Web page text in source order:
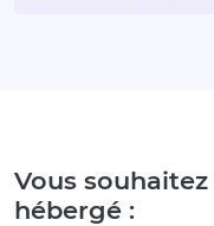
Vous
hébergé :